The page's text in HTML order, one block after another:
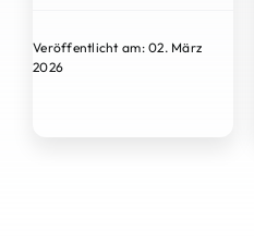
Veröffentlicht am: 02. März
2026